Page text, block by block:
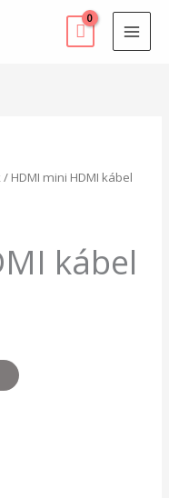
/ HDMI mini HDMI kábel
kábel